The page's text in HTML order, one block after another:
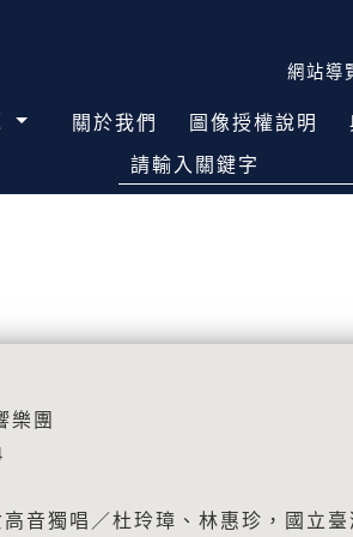
網站導
關於我們 圖像授權說明
請輸入關鍵字
樂團
音獨唱／杜玲璋、林惠珍，國立臺